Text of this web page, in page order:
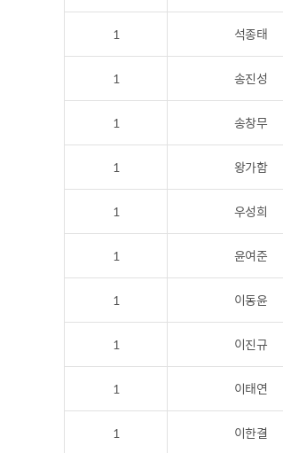
1 석종태
1 송진성
1 송창무
1 왕가함
1 우성희
1 윤여준
1 이동윤
1 이진규
1 이태연
1 이한결